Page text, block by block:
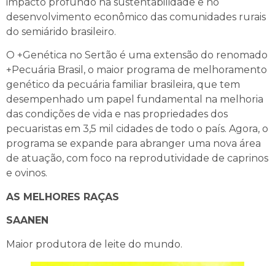
desenvolvimento econômico das comunidades rurais
do semiárido brasileiro.
O +Genética no Sertão é uma extensão do renomado
+Pecuária Brasil, o maior programa de melhoramento
genético da pecuária familiar brasileira, que tem
desempenhado um papel fundamental na melhoria
das condições de vida e nas propriedades dos
pecuaristas em 3,5 mil cidades de todo o país. Agora, o
programa se expande para abranger uma nova área
de atuação, com foco na reprodutividade de caprinos
e ovinos.
AS MELHORES RAÇAS
SAANEN
Maior produtora de leite do mundo.